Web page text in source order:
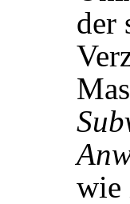
der
wie